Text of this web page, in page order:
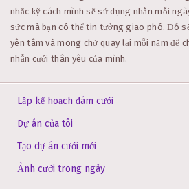
nhắc kỹ cách mình sẽ sử dụng nhẫn mỗi
sức mà bạn có thể tin tưởng giao phó. Đó
yên tâm và mong chờ quay lại mỗi năm để
nhẫn cưới thân yêu của mình.
Lập kế hoạch đám cưới
Dự án của tôi
Tạo dự án cưới mới
Ảnh cưới trong ngày